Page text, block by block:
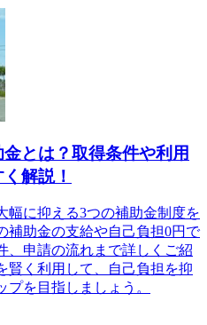
とは？取得条件や利用
解説！
幅に抑える3つの補助金制度を
補助金の支給や自己負担0円で
、申請の流れまで詳しくご紹
賢く利用して、自己負担を抑
プを目指しましょう。